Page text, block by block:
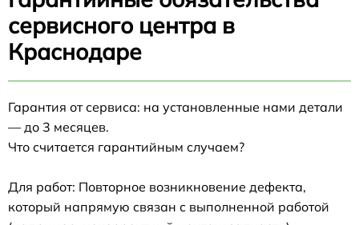
сервисного центра в
Краснодаре
Гарантия от сервиса: на установленные нами детали
— до 3 месяцев.
Что считается гарантийным случаем?
Для работ: Повторное возникновение дефекта,
который напрямую связан с выполненной работой